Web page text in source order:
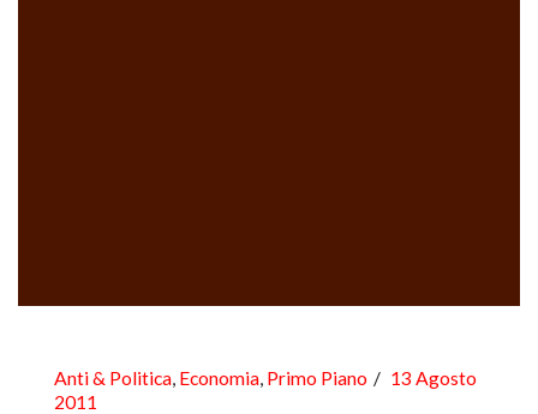
Anti & Politica, Economia, Primo Piano
13 Agosto
2011